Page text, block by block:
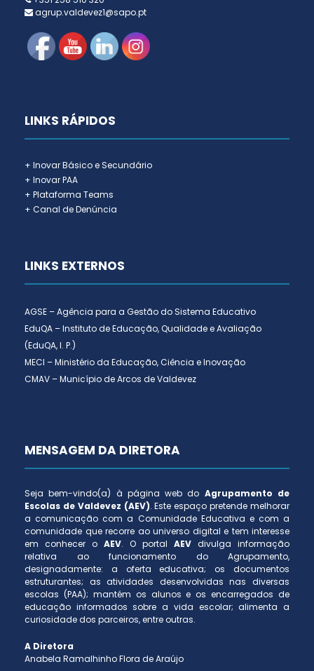
agrup.valdevez1@sapo.pt
LINKS RÁPIDOS
+ Inovar Básico e Secundário
+ Inovar PAA
+ Plataforma Teams
+ Canal de Denúncia
LINKS EXTERNOS
AGSE – Agência para a Gestão do Sistema Educativo
EduQA – Instituto de Educação, Qualidade e Avaliação
(EduQA, I. P.)
MECI – Ministério da Educação, Ciência e Inovação
CMAV – Município de Arcos de Valdevez
MENSAGEM DA DIRETORA
Seja bem-vindo(a) à página web do Agrupamento de
Escolas de Valdevez (AEV). Este espaço pretende melhorar
a comunicação com a Comunidade Educativa e com a
comunidade que recorre ao universo digital e tem interesse
em conhecer o AEV. O portal AEV divulga informação
relativa ao funcionamento do Agrupamento,
designadamente: a oferta educativa; os documentos
estruturantes; as atividades desenvolvidas nas diversas
escolas (PAA); mantém os alunos e os encarregados de
educação informados sobre a vida escolar; alimenta a
curiosidade dos parceiros, entre outras.
A Diretora
Anabela Ramalhinho Flora de Araújo